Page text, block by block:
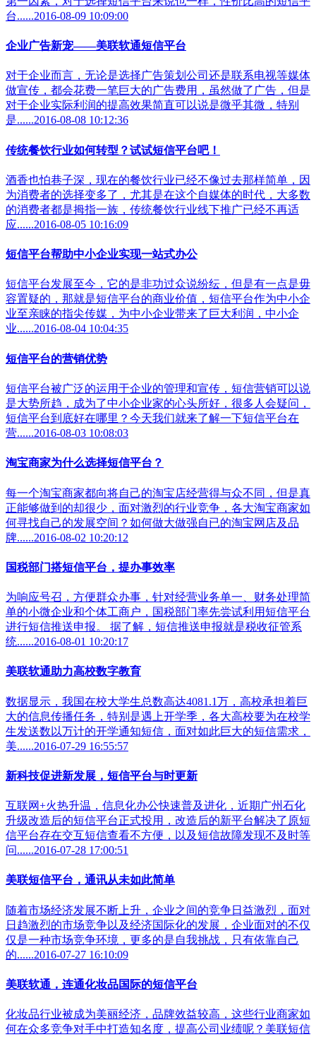
台......2016-08-09 10:09:00
企业广告新宠——美联软通短信平台
对于企业而言，无论是选择广告策划公司还是联系电视等媒体
做宣传，都会花费一笔巨大的广告费用，虽然做了广告，但是
对于企业实际利润的提高效果简直可以说是微乎其微，特别
是......2016-08-08 10:12:36
传统餐饮行业如何转型？试试短信平台吧！
酒香也怕巷子深，现在的餐饮行业已经不像过去那样简单，因
为消费者的选择变多了，尤其是在这个自媒体的时代，大多数
的消费者都是拇指一族，传统餐饮行业线下推广已经不再适
应......2016-08-05 10:16:09
短信平台帮助中小企业实现一站式办公
短信平台发展至今，它的是非功过众说纷纭，但是有一点是毋
容置疑的，那就是短信平台的商业价值，短信平台作为中小企
业至亲睐的指尖传媒，为中小企业带来了巨大利润，中小企
业......2016-08-04 10:04:35
短信平台的营销优势
短信平台被广泛的运用于企业的管理和宣传，短信营销可以说
是大势所趋，成为了中小企业家的心头所好，很多人会疑问，
短信平台到底好在哪里？今天我们就来了解一下短信平台在
营......2016-08-03 10:08:03
淘宝商家为什么选择短信平台？
每一个淘宝商家都向将自己的淘宝店经营得与众不同，但是真
正能够做到的却很少，面对激烈的行业竞争，各大淘宝商家如
何寻找自己的发展空间？如何做大做强自已的淘宝网店及品
牌......2016-08-02 10:20:12
国税部门搭短信平台，提办事效率
为响应号召，方便群众办事，针对经营业务单一、财务处理简
单的小微企业和个体工商户，国税部门率先尝试利用短信平台
进行短信推送申报。 据了解，短信推送申报就是税收征管系
统......2016-08-01 10:20:17
美联软通助力高校数字教育
数据显示，我国在校大学生总数高达4081.1万，高校承担着巨
大的信息传播任务，特别是遇上开学季，各大高校要为在校学
生发送数以万计的开学通知短信，面对如此巨大的短信需求，
美......2016-07-29 16:55:57
新科技促进新发展，短信平台与时更新
互联网+火热升温，信息化办公快速普及进化，近期广州石化
升级改造后的短信平台正式投用，改造后的新平台解决了原短
信平台存在交互短信查看不方便，以及短信故障发现不及时等
问......2016-07-28 17:00:51
美联短信平台，通讯从未如此简单
随着市场经济发展不断上升，企业之间的竞争日益激烈，面对
日趋激烈的市场竞争以及经济国际化的发展，企业面对的不仅
仅是一种市场竞争环境，更多的是自我挑战，只有依靠自己
的......2016-07-27 16:10:09
美联软通，连通化妆品国际的短信平台
化妆品行业被成为美丽经济，品牌效益较高，这些行业商家如
何在众多竞争对手中打造知名度，提高公司业绩呢？美联短信